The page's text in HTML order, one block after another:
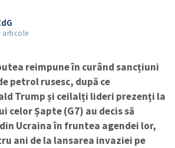
articole
reimpune în curând sancțiuni
petrol rusesc, după ce
Trump și ceilalți lideri prezenți la
celor Șapte (G7) au decis să
Ucraina în fruntea agendei lor,
ani de la lansarea invaziei pe